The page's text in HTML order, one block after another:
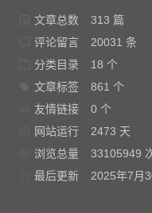
文章总数
313 篇
评论留言
20031 条
分类目录
18 个
文章标签
861 个
友情链接
0 个
网站运行
2473 天
浏览总量
33105949
最后更新
2025年7月